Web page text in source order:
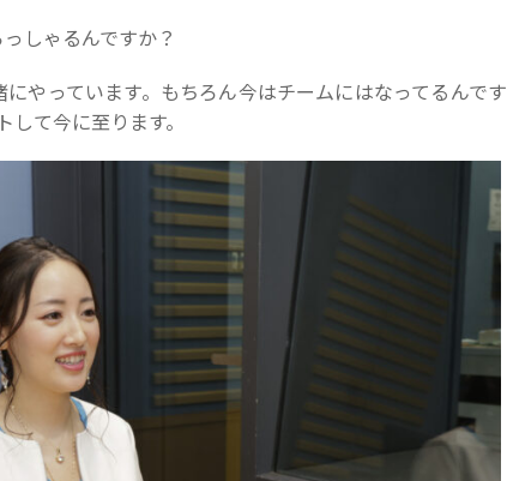
しゃるんですか？
やっています。もちろん今はチームにはなってるんです
て今に至ります。